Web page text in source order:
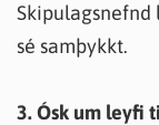
sé samþykkt.
3. Ósk um leyfi